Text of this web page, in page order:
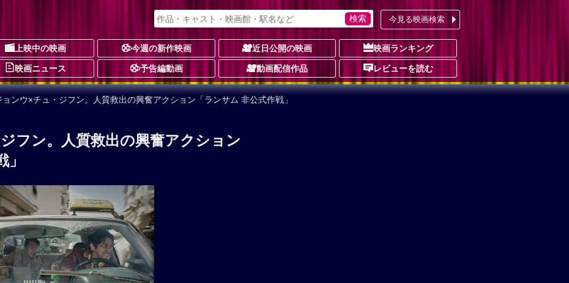
今見る映画検索
上映中の映画 今週の新作映画 近日公開の映画 映画ランキング
映画ニュース 予告編動画 動画配信作品 レビューを読む
ンウ×チュ・ジフン。人質救出の興奮アクション「ランサム 非公式作戦」
フン。人質救出の興奮アクション